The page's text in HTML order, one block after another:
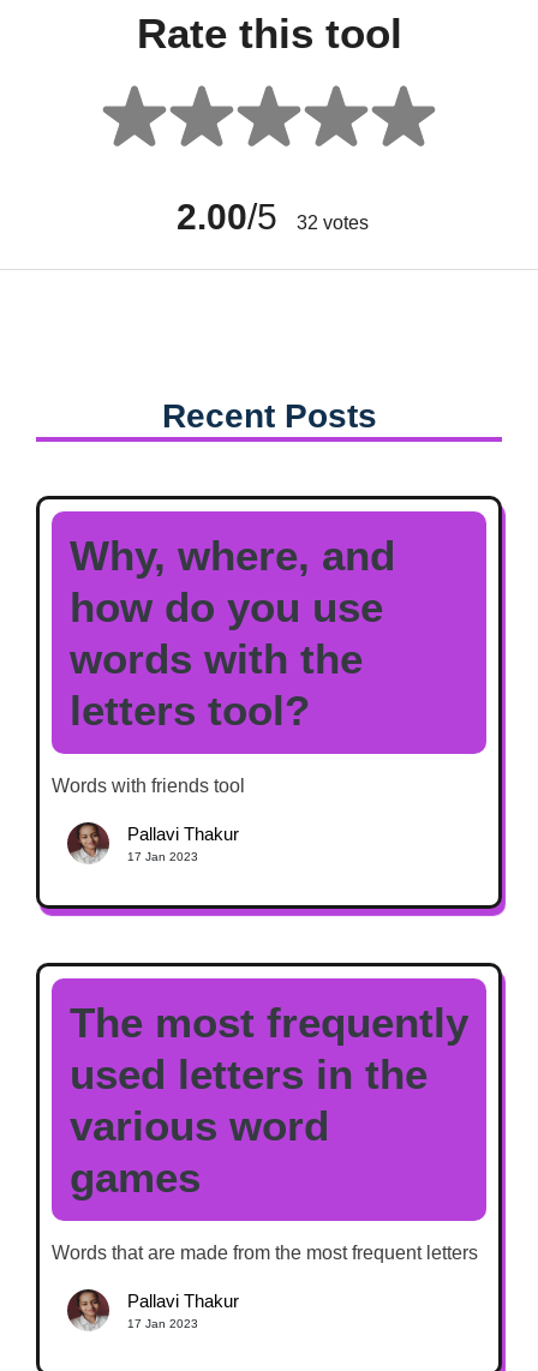
Rate this tool
2.00/5 32 votes
Recent Posts
Why, where, and
how do you use
words with the
letters tool?
Words with friends tool
Pallavi Thakur
17 Jan 2023
The most frequently
used letters in the
various word
games
Words that are made from the most frequent letters
Pallavi Thakur
17 Jan 2023